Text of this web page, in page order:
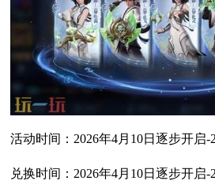
活动时间：2026年4月10日逐步开启-
兑换时间：2026年4月10日逐步开启-